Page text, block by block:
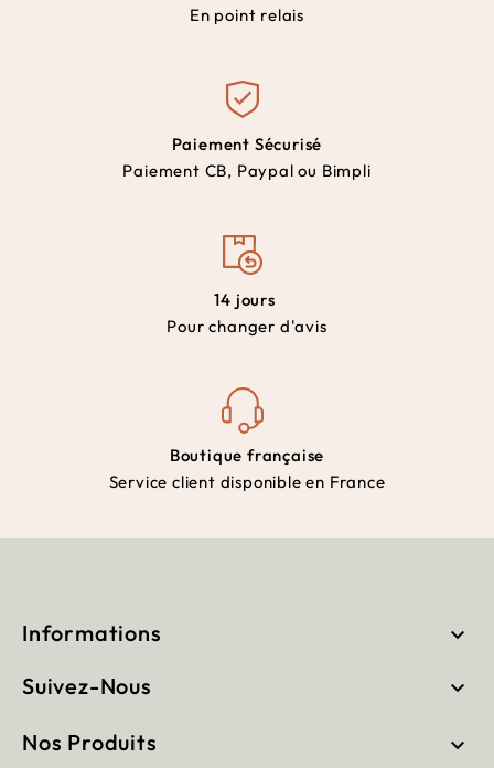
En point relais
Paiement Sécurisé
Paiement CB, Paypal ou Bimpli
14 jours
Pour changer d'avis
Boutique française
Service client disponible en France
Informations 
Suivez-Nous 
Nos Produits 